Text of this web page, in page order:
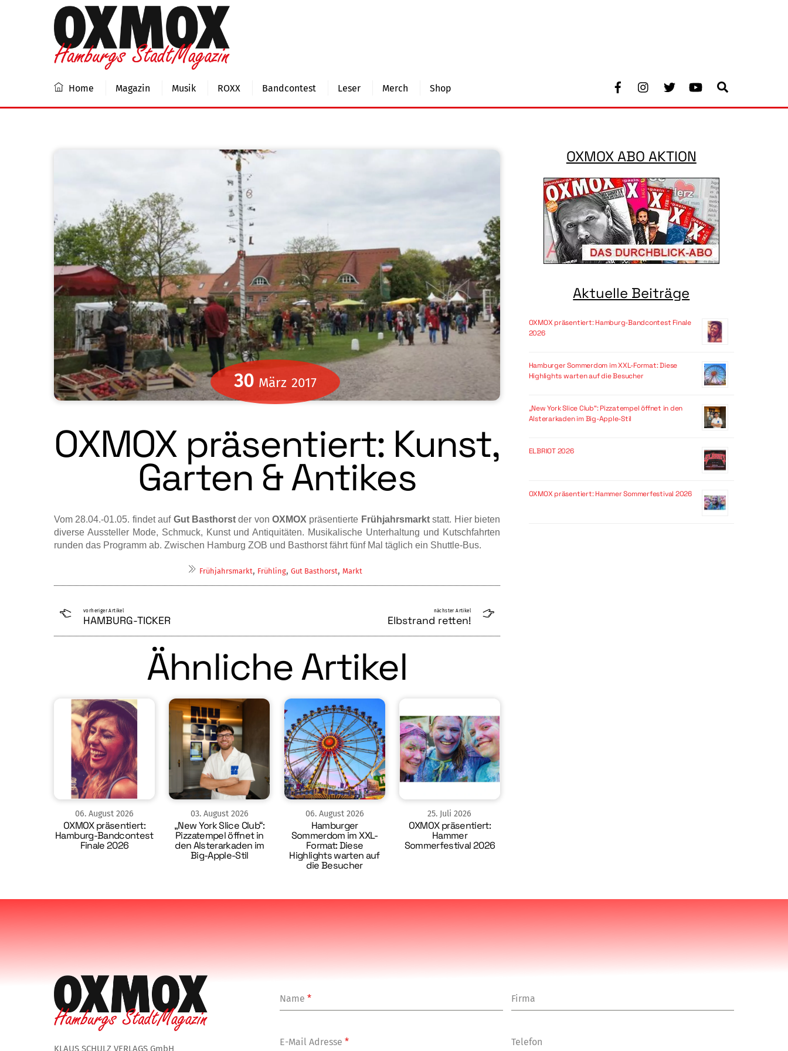
Facebook Youtube
Home Magazin Musik ROXX Bandcontest Leser Merch Shop
30 März 2017
OXMOX präsentiert: Kunst,
Garten & Antikes
Vom 28.04.-01.05. findet auf Gut Bastho­rstder vonOXMOX präsentierte Früh­jahrsmarktstatt. Hier bieten
diverse Aus­steller Mode, Schmuck, Kunst und Antiqui­täten. Musikalische Unterhaltung und Kut­schfahrten
runden das Programm ab. Zwi­schen Hamburg ZOB und Basthorst fährt fünf Mal täglich ein Shuttle-Bus.
Frühjahrsmarkt, Frühling,Gut Basthorst,Markt
vorheriger Artikel
HAMBURG-TICKER
nächster Artikel
Elbstrand retten!
Ähnliche Artikel
06. August 2026
OXMOX präsentiert:
Hamburg-Bandcontest
Finale 2026
03. August 2026
„New York Slice Club“:
Pizzatempel öffnet in
den Alsterarkaden im
Big-Apple-Stil
06. August 2026
Hamburger
Sommerdom im XXL-
Format: Diese
Highlights warten auf
die Besucher
25. Juli 2026
OXMOX präsentiert:
Hammer
Sommerfestival 2026
OXMOX ABO AKTION
Aktuelle Beiträge
OXMOX präsentiert: Hamburg-Bandcontest Finale
2026
Hamburger Sommerdom im XXL-Format: Diese
Highlights warten auf die Besucher
„New York Slice Club“: Pizzatempel öffnet in den
Alsterarkaden im Big-Apple-Stil
ELBRIOT 2026
OXMOX präsentiert: Hammer Sommerfestival 2026
Name* Firma
E-Mail Adresse* Telefon